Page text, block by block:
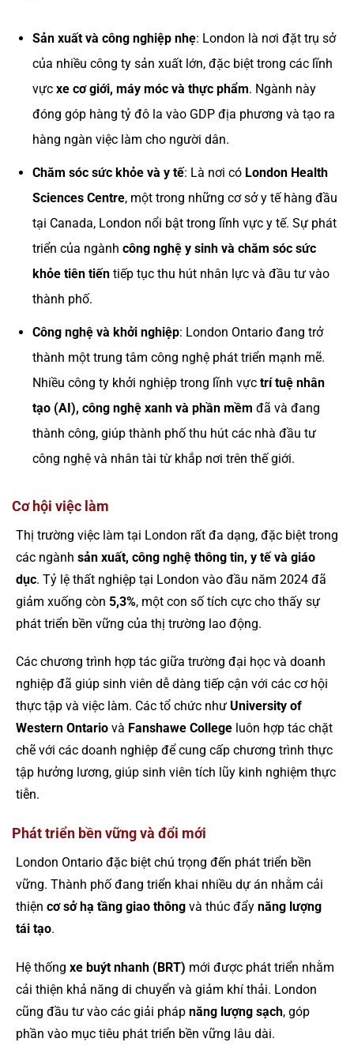
Sản xuất và công nghiệp nhẹ: London là nơi đặt trụ sở
của nhiều công ty sản xuất lớn, đặc biệt trong các lĩnh
vực xe cơ giới, máy móc và thực phẩm. Ngành này
đóng góp hàng tỷ đô la vào GDP địa phương và tạo ra
hàng ngàn việc làm cho người dân.
Chăm sóc sức khỏe và y tế: Là nơi có London Health
Sciences Centre, một trong những cơ sở y tế hàng đầu
tại Canada, London nổi bật trong lĩnh vực y tế. Sự phát
triển của ngành công nghệ y sinh và chăm sóc sức
khỏe tiên tiếntiếp tục thu hút nhân lực và đầu tư vào
thành phố.
Công nghệ và khởi nghiệp: London Ontario đang trở
thành một trung tâm công nghệ phát triển mạnh mẽ.
Nhiều công ty khởi nghiệp trong lĩnh vực trí tuệ nhân
tạo (AI), công nghệ xanh và phần mềm đã và đang
thành công, giúp thành phố thu hút các nhà đầu tư
công nghệ và nhân tài từ khắp nơi trên thế giới.
Cơ hội việc làm
Thị trường việc làm tại London rất đa dạng, đặc biệt trong
các ngành sản xuất, công nghệ thông tin, y tế và giáo
dục. Tỷ lệ thất nghiệp tại London vào đầu năm 2024 đã
giảm xuống còn 5,3%, một con số tích cực cho thấy sự
phát triển bền vững của thị trường lao động.
Các chương trình hợp tác giữa trường đại học và doanh
nghiệp đã giúp sinh viên dễ dàng tiếp cận với các cơ hội
thực tập và việc làm. Các tổ chức như University of
Western Ontario và Fanshawe College luôn hợp tác chặt
chẽ với các doanh nghiệp để cung cấp chương trình thực
tập hưởng lương, giúp sinh viên tích lũy kinh nghiệm thực
tiễn.
Phát triển bền vững và đổi mới
London Ontario đặc biệt chú trọng đến phát triển bền
vững. Thành phố đang triển khai nhiều dự án nhằm cải
thiện cơ sở hạ tầng giao thông và thúc đẩy năng lượng
tái tạo.
Hệ thống xe buýt nhanh (BRT) mới được phát triển nhằm
cải thiện khả năng di chuyển và giảm khí thải. London
cũng đầu tư vào các giải pháp năng lượng sạch, góp
phần vào mục tiêu phát triển bền vững lâu dài.